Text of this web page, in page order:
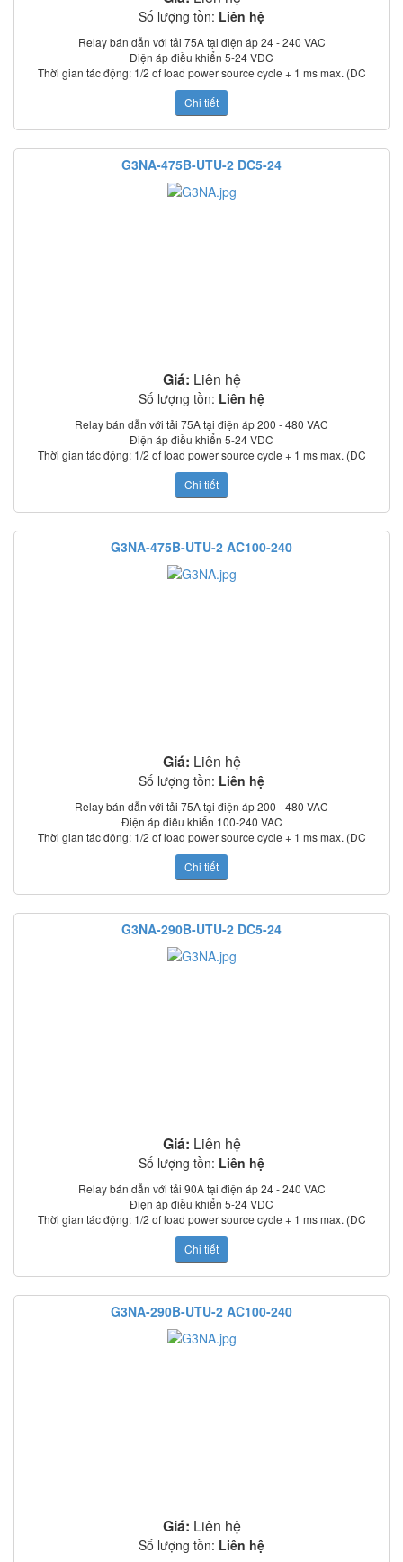
Số lượng tồn: Liên hệ
Relay bán dẫn với tải 75A tại điện áp 24 - 240 VAC
Điện áp điều khiển 5-24 VDC
Thời gian tác động: 1/2 of load power source cycle + 1 ms max. (DC
input); 3/2 of load power source cycle + 1 ms max. (AC input)
Dòng rò: 5 mA max. (at 100 VAC); 0 mA max. (at 200 VAC)
Điện trở cách điện: 100 MΩ min. (at 500 VDC)
Nhiệt độ làm việc: –30°C to 80°C
Chỉ thị trạng thái: LED
Có nắp che bảo vệ
Tiêu chuẩn: UL, CSA, TUV (model –UTU)
Chi tiết
G3NA-475B-UTU-2 DC5-24
Giá: Liên hệ
Số lượng tồn: Liên hệ
Relay bán dẫn với tải 75A tại điện áp 200 - 480 VAC
Điện áp điều khiển 5-24 VDC
Thời gian tác động: 1/2 of load power source cycle + 1 ms max. (DC
input); 3/2 of load power source cycle + 1 ms max. (AC input)
Dòng rò: 5 mA max. (at 100 VAC); 0 mA max. (at 200 VAC)
Điện trở cách điện: 100 MΩ min. (at 500 VDC)
Nhiệt độ làm việc: –30°C to 80°C
Chỉ thị trạng thái: LED
Có nắp che bảo vệ
Tiêu chuẩn: UL, CSA, TUV (model –UTU)
Chi tiết
G3NA-475B-UTU-2 AC100-240
Giá: Liên hệ
Số lượng tồn: Liên hệ
Relay bán dẫn với tải 75A tại điện áp 200 - 480 VAC
Điện áp điều khiển 100-240 VAC
Thời gian tác động: 1/2 of load power source cycle + 1 ms max. (DC
input); 3/2 of load power source cycle + 1 ms max. (AC input)
Dòng rò: 5 mA max. (at 100 VAC); 0 mA max. (at 200 VAC)
Điện trở cách điện: 100 MΩ min. (at 500 VDC)
Nhiệt độ làm việc: –30°C to 80°C
Chỉ thị trạng thái: LED
Có nắp che bảo vệ
Tiêu chuẩn: UL, CSA, TUV (model –UTU)
Chi tiết
G3NA-290B-UTU-2 DC5-24
Giá: Liên hệ
Số lượng tồn: Liên hệ
Relay bán dẫn với tải 90A tại điện áp 24 - 240 VAC
Điện áp điều khiển 5-24 VDC
Thời gian tác động: 1/2 of load power source cycle + 1 ms max. (DC
input); 3/2 of load power source cycle + 1 ms max. (AC input)
Dòng rò: 5 mA max. (at 100 VAC); 0 mA max. (at 200 VAC)
Điện trở cách điện: 100 MΩ min. (at 500 VDC)
Nhiệt độ làm việc: –30°C to 80°C
Chỉ thị trạng thái: LED
Có nắp che bảo vệ
Tiêu chuẩn: UL, CSA, TUV (model –UTU)
Chi tiết
G3NA-290B-UTU-2 AC100-240
Giá: Liên hệ
Số lượng tồn: Liên hệ